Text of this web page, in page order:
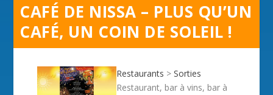
CAFÉ DE NISSA – PLUS QU’UN
CAFÉ, UN COIN DE SOLEIL !
Restaurants >Sorties
Restaurant, bar à vins, bar à